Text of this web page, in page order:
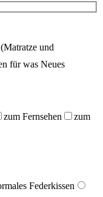
und
für was Neues
zum Fernsehen
zum
Federkissen